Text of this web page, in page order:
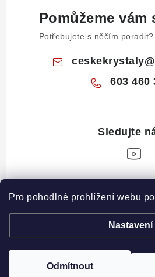
Pro pohodlné prohlížení webu
Nastavení
Odmítnout
Pomůžeme vám
Potřebujete s něčím
ceskekrystaly@
603 460
Z
Informace pro vás
Obchodní podmínky
Copyright 2026České krystaly .